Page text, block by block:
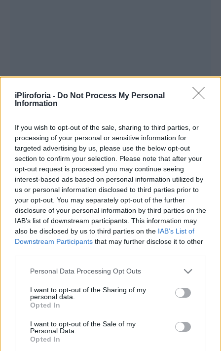
iPliroforia - Do Not Process My Personal
Information
If you wish to opt-out of the sale, sharing to third parties, or
processing of your personal or sensitive information for
targeted advertising by us, please use the below opt-out
section to confirm your selection. Please note that after your
opt-out request is processed you may continue seeing
interest-based ads based on personal information utilized by
us or personal information disclosed to third parties prior to
your opt-out. You may separately opt-out of the further
disclosure of your personal information by third parties on the
IAB’s list of downstream participants. This information may
also be disclosed by us to third parties on the IAB’s List of
Downstream Participants that may further disclose it to other
Personal Data Processing Opt Outs
I want to opt-out of the Sharing of my
personal data.
Opted In
I want to opt-out of the Sale of my
Personal Data.
Opted In
Υ.Γ : -Δεν προβλέπεται αφριακανική σκόνη.
κύματος ενόψει του τριημέρου του Αγ.
Πνεύματος.
-Αυξημένος θα είναι ο κίνδυνος πυρκαγιάς
την άλλη εβδομάδα.